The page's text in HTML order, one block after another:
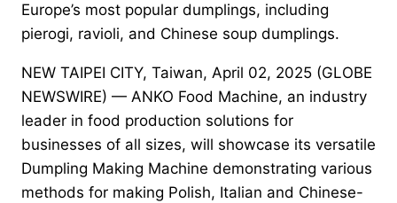
Europe’s most popular dumplings, including
pierogi, ravioli, and Chinese soup dumplings.
NEW TAIPEI CITY, Taiwan, April 02, 2025 (GLOBE
NEWSWIRE) — ANKO Food Machine, an industry
leader in food production solutions for
businesses of all sizes, will showcase its versatile
Dumpling Making Machine demonstrating various
methods for making Polish, Italian and Chinese-